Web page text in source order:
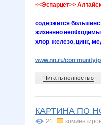
<<Эспарцет>>
содержится
жизненно
хлор, железо, цинк,
www.nn.ru/community/
Читать полностью
КАРТИНА ПО
24